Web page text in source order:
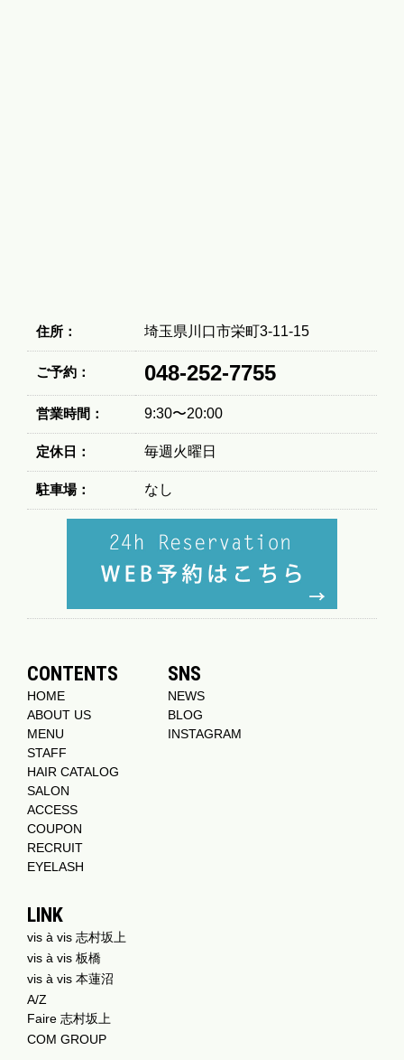
住所： 埼玉県川口市栄町3-11-15
ご予約： 048-252-7755
営業時間： 9:30〜20:00
定休日： 毎週火曜日
駐車場： なし
CONTENTS
HOME
ABOUT US
MENU
STAFF
HAIR CATALOG
SALON
ACCESS
COUPON
RECRUIT
EYELASH
SNS
NEWS
BLOG
INSTAGRAM
LINK
vis à vis 志村坂上
vis à vis 板橋
vis à vis 本蓮沼
A/Z
Faire 志村坂上
COM GROUP